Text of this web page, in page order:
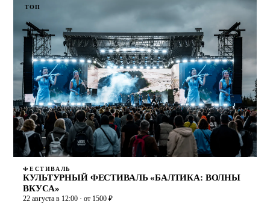
ТОП
ФЕСТИВАЛЬ
КУЛЬТУРНЫЙ ФЕСТИВАЛЬ «БАЛТИКА: ВОЛНЫ
ВКУСА»
22 августа в 12:00 · от 1500 ₽